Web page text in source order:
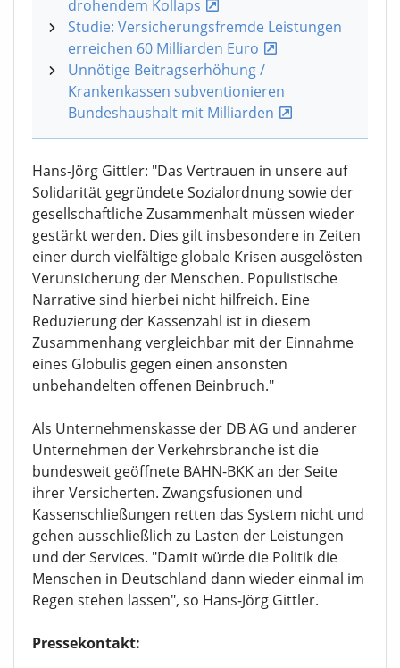
drohendem Kollaps
Studie: Versicherungsfremde Leistungen
erreichen 60 Milliarden Euro
Unnötige Beitragserhöhung /
Krankenkassen subventionieren
Bundeshaushalt mit Milliarden
Hans-Jörg Gittler: "Das Vertrauen in unsere auf
Solidarität gegründete Sozialordnung sowie der
gesellschaftliche Zusammenhalt müssen wieder
gestärkt werden. Dies gilt insbesondere in Zeiten
einer durch vielfältige globale Krisen ausgelösten
Verunsicherung der Menschen. Populistische
Narrative sind hierbei nicht hilfreich. Eine
Reduzierung der Kassenzahl ist in diesem
Zusammenhang vergleichbar mit der Einnahme
eines Globulis gegen einen ansonsten
unbehandelten offenen Beinbruch."
Als Unternehmenskasse der DB AG und anderer
Unternehmen der Verkehrsbranche ist die
bundesweit geöffnete BAHN-BKK an der Seite
ihrer Versicherten. Zwangsfusionen und
Kassenschließungen retten das System nicht und
gehen ausschließlich zu Lasten der Leistungen
und der Services. "Damit würde die Politik die
Menschen in Deutschland dann wieder einmal im
Regen stehen lassen", so Hans-Jörg Gittler.
Pressekontakt: